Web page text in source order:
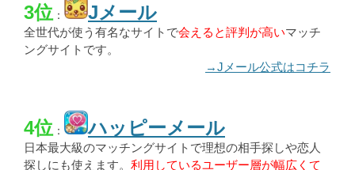
3位 ： Jメール
全世代が使う有名なサイトで会えると評判が高いマッチ
ングサイトです。
→Jメール公式はコチラ
4位 ： ハッピーメール
日本最大級のマッチングサイトで理想の相手探しや恋人
探しにも使えます。 利用しているユーザー層が幅広くて